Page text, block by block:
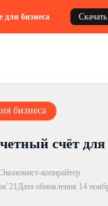
бизнеса
бизнеса
счёт
Экономист-копирайтер
Дата обновления 14